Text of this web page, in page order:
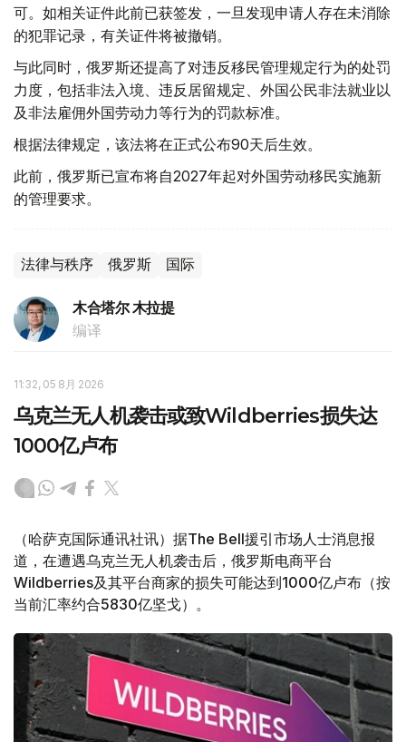
可。如相关证件此前已获签发，一旦发现申请人存在未消除
的犯罪记录，有关证件将被撤销。
与此同时，俄罗斯还提高了对违反移民管理规定行为的处罚
力度，包括非法入境、违反居留规定、外国公民非法就业以
及非法雇佣外国劳动力等行为的罚款标准。
根据法律规定，该法将在正式公布90天后生效。
此前，俄罗斯已宣布将自2027年起对外国劳动移民实施新
的管理要求。
法律与秩序 俄罗斯 国际
木合塔尔 木拉提
编译
11:32, 05 8月 2026
乌克兰无人机袭击或致Wildberries损失达
1000亿卢布
（哈萨克国际通讯社讯）据The Bell援引市场人士消息报
道，在遭遇乌克兰无人机袭击后，俄罗斯电商平台
Wildberries及其平台商家的损失可能达到1000亿卢布（按
当前汇率约合5830亿坚戈）。